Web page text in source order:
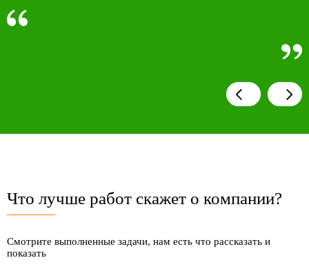
Что лучше работ скажет о компании?
Смотрите выполненные задачи, нам есть что рассказать и
показать